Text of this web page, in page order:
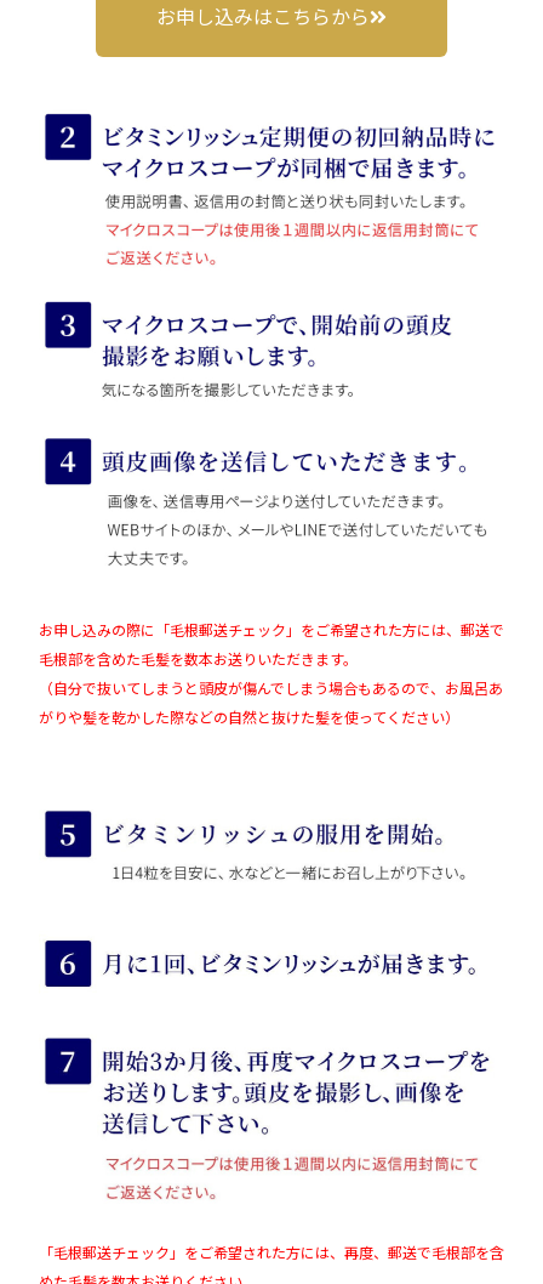
お申し込みはこちらから
お申し込みの際に「毛根郵送チェック」をご希望された方には、郵送で
毛根部を含めた毛髪を数本お送りいただきます。
（自分で抜いてしまうと頭皮が傷んでしまう場合もあるので、お風呂あ
がりや髪を乾かした際などの自然と抜けた髪を使ってください）
「毛根郵送チェック」をご希望された方には、再度、郵送で毛根部を含